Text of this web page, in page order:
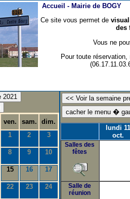
Accueil - Mairie de BOGY
Ce site vous permet de
des
Vous ne
Pour toute
2021
ven. sam.
dim.
1 2 3
8 9 10
15 16 17
22 23 24
lundi
oct.
Salles des
fêtes
Salle de
réunion